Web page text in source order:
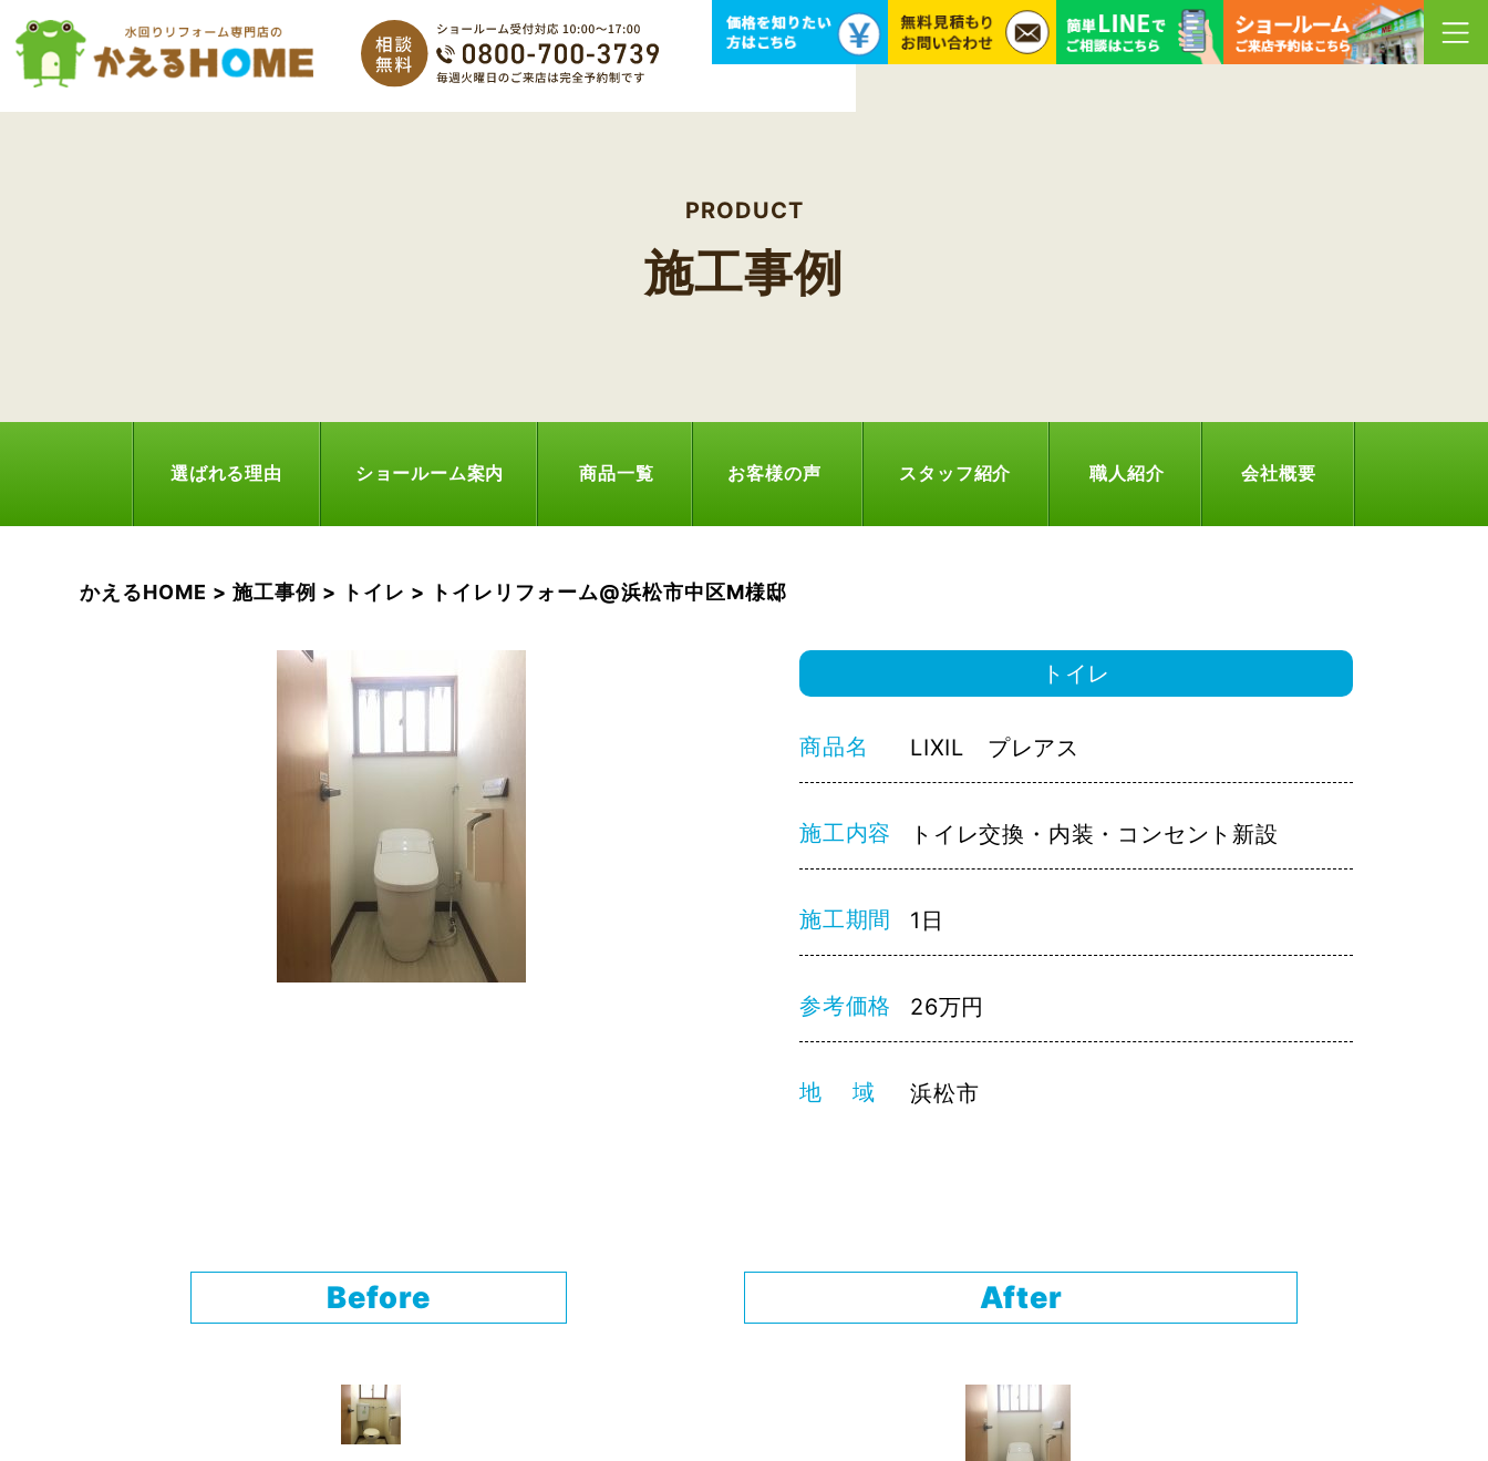
PRODUCT
施工事例
選ばれる理由 ショールーム案内 商品一覧 お客様の声 スタッフ紹介 職人紹介 会社概要
かえるHOME > 施工事例 > トイレ > トイレリフォーム@浜松市中区M様邸
トイレ
商品名 LIXIL プレアス
施工内容 トイレ交換・内装・コンセント新設
施工期間 1日
参考価格 26万円
地 域 浜松市
Before After